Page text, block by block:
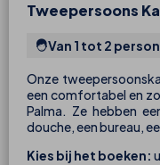
Tweepersoons
Van 1 tot 2
Onze
een comfortabel en
Palma. Ze hebben
douche, een bureau,
Kies bij het boeken: